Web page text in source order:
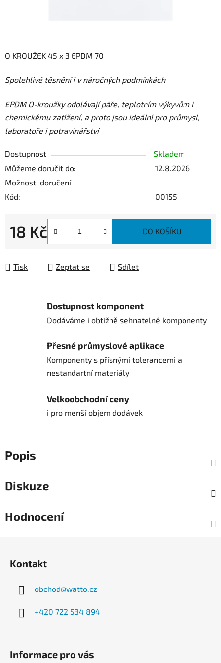
O KROUŽEK 45 x 3 EPDM 70
Spolehlivé těsnění i v náročných podmínkách
EPDM O-kroužky odolávají páře, teplotním výkyvům i
chemickému zatížení, a proto jsou ideální pro průmysl,
laboratoře i potravinářství
Dostupnost
Skladem
Můžeme doručit do:
12.8.2026
Možnosti doručení
Kód:
00155
18 Kč
Měrná cena:
DO KOŠÍKU
Tisk Zeptat se Sdílet
Dostupnost komponent
Dodáváme i obtížně sehnatelné komponenty
Přesné průmyslové aplikace
Komponenty s přísnými tolerancemi a
nestandartní materiály
Velkoobchodní ceny
i pro menší objem dodávek
Popis
Diskuze
Hodnocení
Kontakt
obchod@watto.cz
+420 722 534 894
Informace pro vás